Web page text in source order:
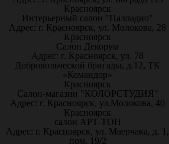
Красноярск
Интерьерный салон "Палладио"
Адрес: г. Красноярск, ул. Молокова, 28
Красноярск
Салон Декорум
Адрес: г. Красноярск, ул. 78
Добровольческой бригады, д.12, ТК
«Командор»
Красноярск
Салон-магазин "КОЛОРСТУДИЯ"
Адрес: г. Красноярск, ул.Молокова, 40
Красноярск
салон АРТ-ТОН
Адрес: г. Красноярск, ул. Маерчака, д. 1,
пом. 19/2